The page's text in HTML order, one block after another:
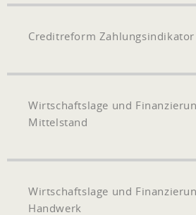
Creditreform
Wirtschaftslage und
Mittelstand
Wirtschaftslage und
Handwerk